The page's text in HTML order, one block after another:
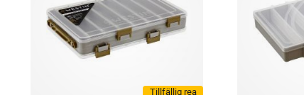
Tillfällig rea